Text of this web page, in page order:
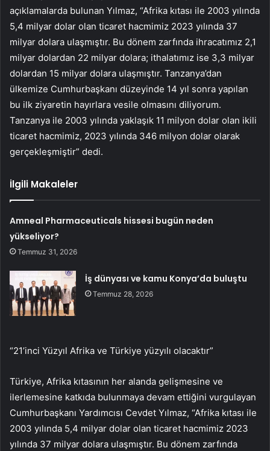
açıklamalarda bulunan Yılmaz, “Afrika kıtası ile 2003 yılında
5,4 milyar dolar olan ticaret hacmimiz 2023 yılında 37
milyar dolara ulaşmıştır. Bu dönem zarfında ihracatımız 2,1
milyar dolardan 22 milyar dolara; ithalatımız ise 3,3 milyar
dolardan 15 milyar dolara ulaşmıştır. Tanzanya’dan
ülkemize Cumhurbaşkanı düzeyinde 14 yıl sonra yapılan
bu ilk ziyaretin hayırlara vesile olmasını diliyorum.
Tanzanya ile 2003 yılında yaklaşık 11 milyon dolar olan ikili
ticaret hacmimiz, 2023 yılında 346 milyon dolar olarak
gerçekleşmiştir” dedi.
İlgili Makaleler
Amneal Pharmaceuticals hissesi bugün neden
yükseliyor?
Temmuz 31, 2026
İş dünyası ve kamu Konya’da buluştu
Temmuz 28, 2026
“21’inci Yüzyıl Afrika ve Türkiye yüzyılı olacaktır”
Türkiye, Afrika kıtasının her alanda gelişmesine ve
ilerlemesine katkıda bulunmaya devam ettiğini vurgulayan
Cumhurbaşkanı Yardımcısı Cevdet Yılmaz, “Afrika kıtası ile
2003 yılında 5,4 milyar dolar olan ticaret hacmimiz 2023
yılında 37 milyar dolara ulaşmıştır. Bu dönem zarfında